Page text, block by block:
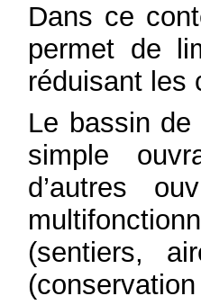
Dans ce
permet de
réduisant les
Le bassin de
simple
d’autres
(sentiers,